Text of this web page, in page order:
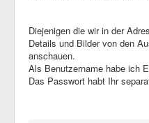
Diejenigen die wir in der
Details und Bilder von den
anschauen.
Als Benutzername habe ich
Das Passwort habt Ihr